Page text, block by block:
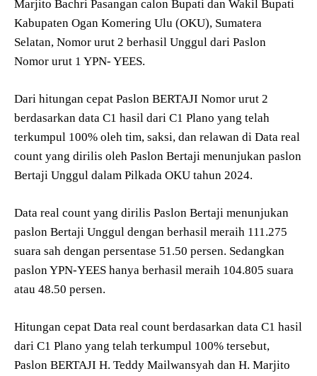
Marjito Bachri Pasangan calon Bupati dan Wakil Bupati
Kabupaten Ogan Komering Ulu (OKU), Sumatera
Selatan, Nomor urut 2 berhasil Unggul dari Paslon
Nomor urut 1 YPN- YEES.
Dari hitungan cepat Paslon BERTAJI Nomor urut 2
berdasarkan data C1 hasil dari C1 Plano yang telah
terkumpul 100% oleh tim, saksi, dan relawan di Data real
count yang dirilis oleh Paslon Bertaji menunjukan paslon
Bertaji Unggul dalam Pilkada OKU tahun 2024.
Data real count yang dirilis Paslon Bertaji menunjukan
paslon Bertaji Unggul dengan berhasil meraih 111.275
suara sah dengan persentase 51.50 persen. Sedangkan
paslon YPN-YEES hanya berhasil meraih 104.805 suara
atau 48.50 persen.
Hitungan cepat Data real count berdasarkan data C1 hasil
dari C1 Plano yang telah terkumpul 100% tersebut,
Paslon BERTAJI H. Teddy Mailwansyah dan H. Marjito